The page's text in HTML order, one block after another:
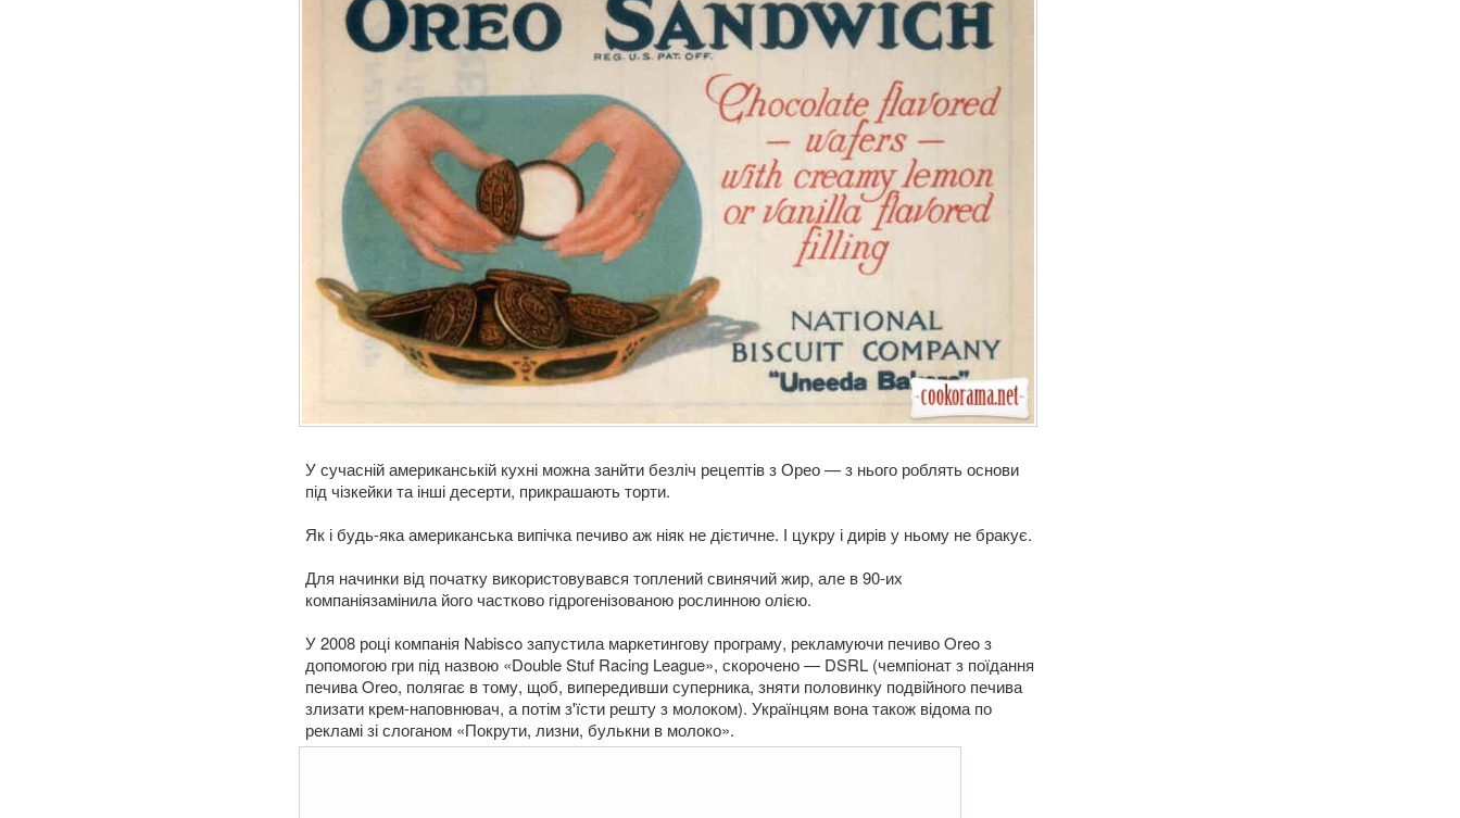
У сучасній американській кухні можна занйти безліч рецептів з Орео — з нього роблять основи
під чізкейки та інші десерти, прикрашають торти.
Як і будь-яка американська випічка печиво аж ніяк не дієтичне. І цукру і дирів у ньому не бракує.
Для начинки від початку використовувався топлений свинячий жир, але в 90-их
компаніязамінила його частково гідрогенізованою рослинною олією.
У 2008 році компанія Nabisco запустила маркетингову програму, рекламуючи печиво Oreo з
допомогою гри під назвою «Double Stuf Racing League», скорочено — DSRL (чемпіонат з поїдання
печива Oreo, полягає в тому, щоб, випередивши суперника, зняти половинку подвійного печива
злизати крем-наповнювач, а потім з'їсти решту з молоком). Українцям вона також відома по
рекламі зі слоганом «Покрути, лизни, булькни в молоко».